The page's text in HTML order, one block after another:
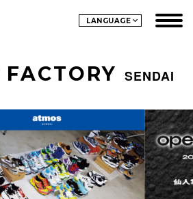
LANGUAGE
FACTORY SENDAI